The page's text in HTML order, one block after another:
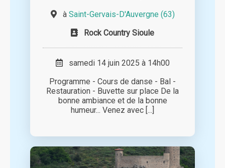
à Saint-Gervais-D'Auvergne (63)
Rock Country Sioule
samedi 14 juin 2025 à 14h00
Programme - Cours de danse - Bal -
Restauration - Buvette sur place De la
bonne ambiance et de la bonne
humeur... Venez avec [...]